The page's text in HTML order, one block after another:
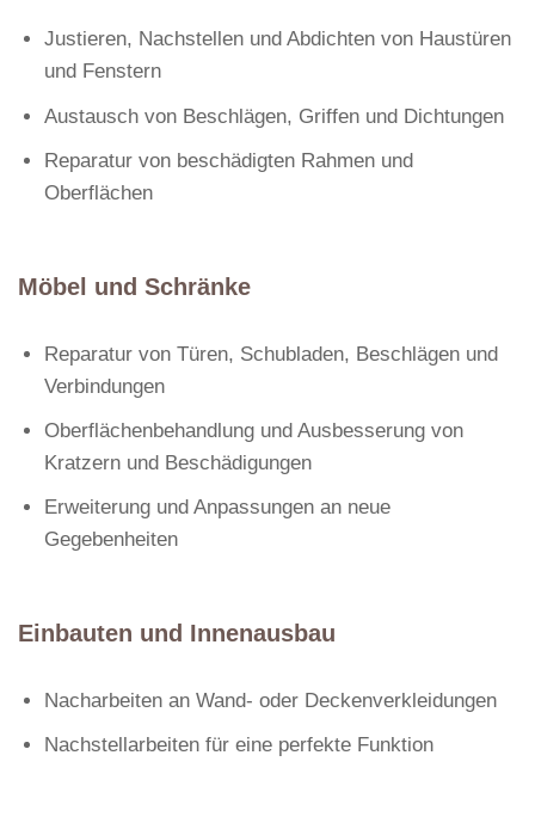
Justieren, Nachstellen und Abdichten von Haustüren
und Fenstern
Austausch von Beschlägen, Griffen und Dichtungen
Reparatur von beschädigten Rahmen und
Oberflächen
Möbel und Schränke
Reparatur von Türen, Schubladen, Beschlägen und
Verbindungen
Oberflächenbehandlung und Ausbesserung von
Kratzern und Beschädigungen
Erweiterung und Anpassungen an neue
Gegebenheiten
Einbauten und Innenausbau
Nacharbeiten an Wand- oder Deckenverkleidungen
Nachstellarbeiten für eine perfekte Funktion